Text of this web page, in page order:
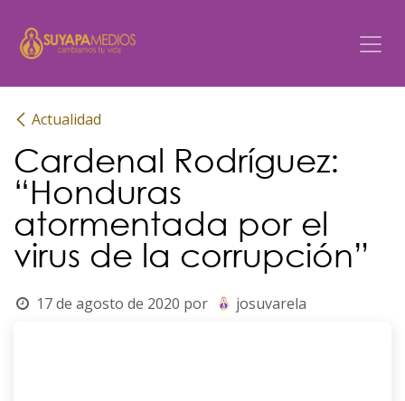
Actualidad
Cardenal Rodríguez:
“Honduras
atormentada por el
virus de la corrupción”
17 de agosto de 2020 por josuvarela